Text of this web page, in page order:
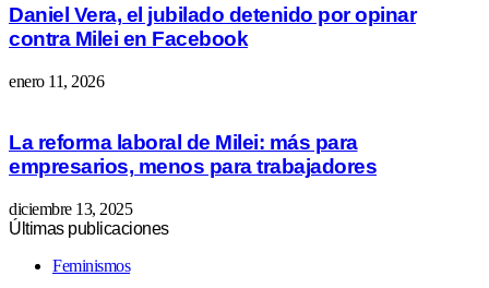
Daniel Vera, el jubilado detenido por opinar
contra Milei en Facebook
enero 11, 2026
La reforma laboral de Milei: más para
empresarios, menos para trabajadores
diciembre 13, 2025
Últimas publicaciones
Feminismos